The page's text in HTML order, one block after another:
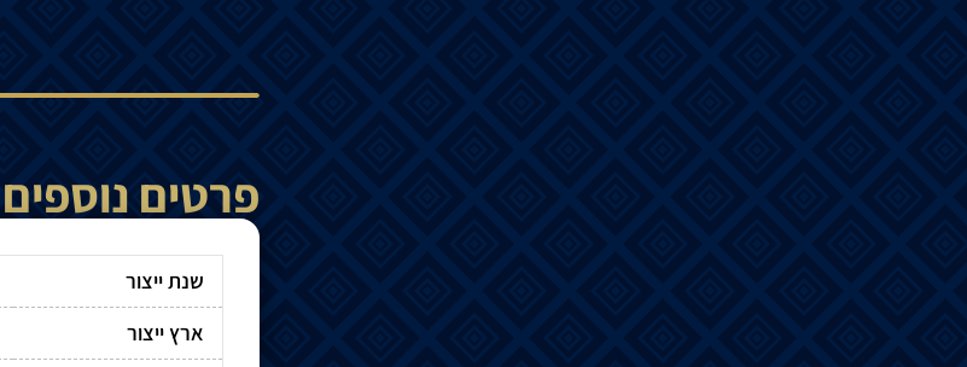
פרטים נוספים
שנת ייצור
ארץ ייצור